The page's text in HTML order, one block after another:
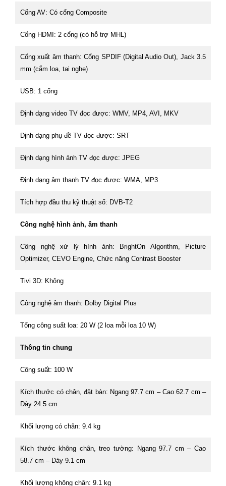
Cổng AV: Có cổng Composite
Cổng HDMI: 2 cổng (có hỗ trợ MHL)
Cổng xuất âm thanh: Cổng SPDIF (Digital Audio Out), Jack 3.5
mm (cắm loa, tai nghe)
USB: 1 cổng
Định dạng video TV đọc được: WMV, MP4, AVI, MKV
Định dạng phụ đề TV đọc được: SRT
Định dạng hình ảnh TV đọc được: JPEG
Định dạng âm thanh TV đọc được: WMA, MP3
Tích hợp đầu thu kỹ thuật số: DVB-T2
Công nghệ hình ảnh, âm thanh
Công nghệ xử lý hình ảnh: BrightOn Algorithm, Picture
Optimizer, CEVO Engine, Chức năng Contrast Booster
Tivi 3D: Không
Công nghệ âm thanh: Dolby Digital Plus
Tổng công suất loa: 20 W (2 loa mỗi loa 10 W)
Thông tin chung
Công suất: 100 W
Kích thước có chân, đặt bàn: Ngang 97.7 cm – Cao 62.7 cm –
Dày 24.5 cm
Khối lượng có chân: 9.4 kg
Kích thước không chân, treo tường: Ngang 97.7 cm – Cao
58.7 cm – Dày 9.1 cm
Khối lượng không chân: 9.1 kg